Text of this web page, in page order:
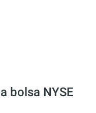
bolsa NYSE